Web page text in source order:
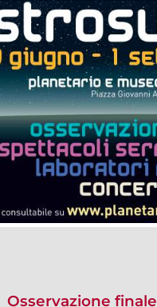
Osservazione finale